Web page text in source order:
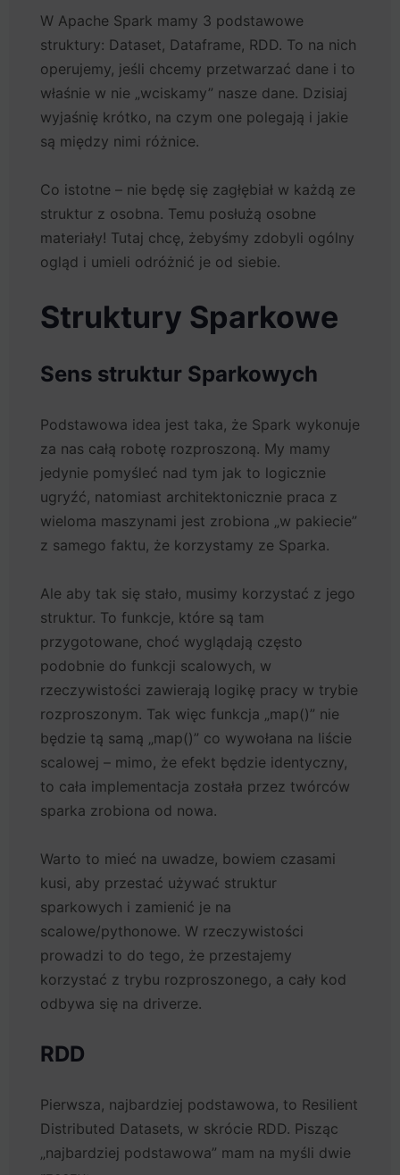
W Apache Spark mamy 3 podstawowe
struktury: Dataset, Dataframe, RDD. To na nich
operujemy, jeśli chcemy przetwarzać dane i to
właśnie w nie „wciskamy” nasze dane. Dzisiaj
wyjaśnię krótko, na czym one polegają i jakie
są między nimi różnice.
Co istotne – nie będę się zagłębiał w każdą ze
struktur z osobna. Temu posłużą osobne
materiały! Tutaj chcę, żebyśmy zdobyli ogólny
ogląd i umieli odróżnić je od siebie.
Struktury Sparkowe
Sens struktur Sparkowych
Podstawowa idea jest taka, że Spark wykonuje
za nas całą robotę rozproszoną. My mamy
jedynie pomyśleć nad tym jak to logicznie
ugryźć, natomiast architektonicznie praca z
wieloma maszynami jest zrobiona „w pakiecie”
z samego faktu, że korzystamy ze Sparka.
Ale aby tak się stało, musimy korzystać z jego
struktur. To funkcje, które są tam
przygotowane, choć wyglądają często
podobnie do funkcji scalowych, w
rzeczywistości zawierają logikę pracy w trybie
rozproszonym. Tak więc funkcja „map()” nie
będzie tą samą „map()” co wywołana na liście
scalowej – mimo, że efekt będzie identyczny,
to cała implementacja została przez twórców
sparka zrobiona od nowa.
Warto to mieć na uwadze, bowiem czasami
kusi, aby przestać używać struktur
sparkowych i zamienić je na
scalowe/pythonowe. W rzeczywistości
prowadzi to do tego, że przestajemy
korzystać z trybu rozproszonego, a cały kod
odbywa się na driverze.
RDD
Pierwsza, najbardziej podstawowa, to Resilient
Distributed Datasets, w skrócie RDD. Pisząc
„najbardziej podstawowa” mam na myśli dwie